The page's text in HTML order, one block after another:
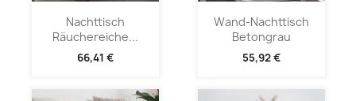
Nachttisch
Räuchereiche...
66,41 €
Wand-Nachttisch
Betongrau
55,92 €